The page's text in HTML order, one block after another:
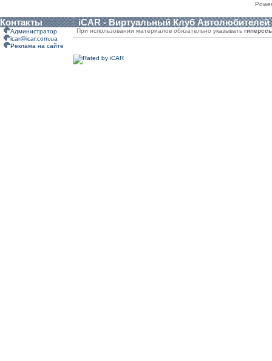
Контакты iCAR - Виртуальный Клуб Автолюбителей
Администратор
icar@icar.com.ua
Реклама на сайте
При использовании материалов обязательно указывать